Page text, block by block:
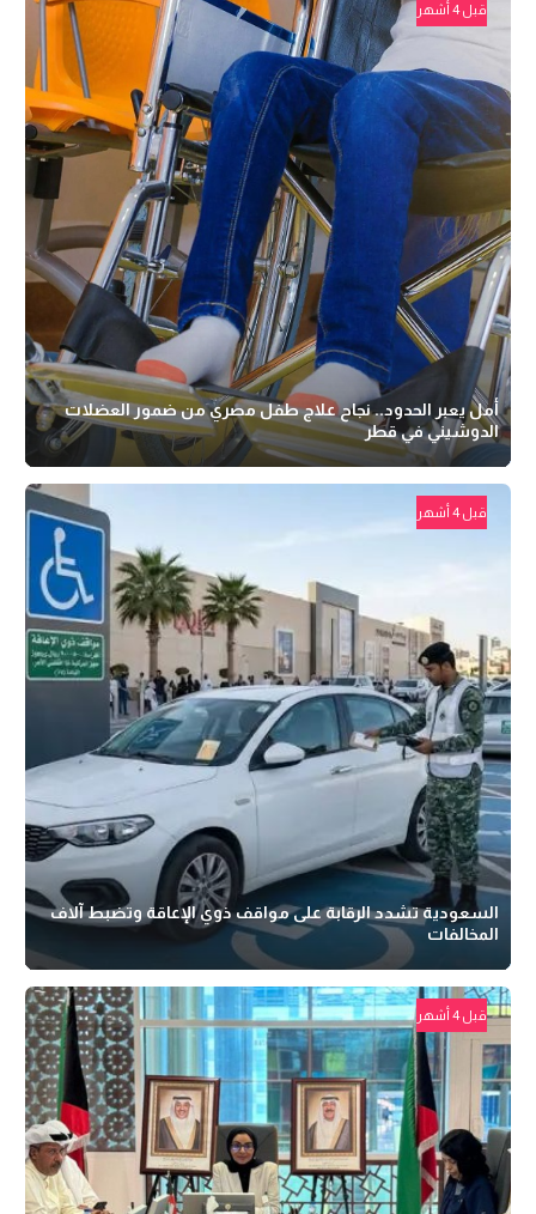
قبل 4 أشهر
أمل يعبر الحدود.. نجاح علاج طفل مصري من ضمور العضلات
الدوشيني في قطر
قبل 4 أشهر
السعودية تشدد الرقابة على مواقف ذوي الإعاقة وتضبط آلاف
المخالفات
قبل 4 أشهر